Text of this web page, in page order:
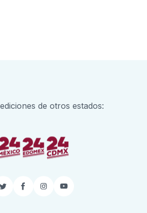
de otros estados:
TwitterFacebook
InstagramYouTube